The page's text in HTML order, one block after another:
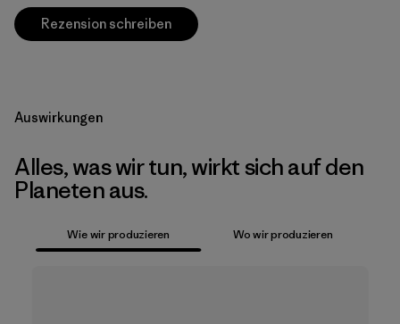
Rezension schreiben
Auswirkungen
Alles, was wir tun, wirkt sich auf den
Planeten aus.
Wie wir produzieren Wo wir produzieren